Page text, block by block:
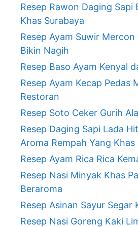
Resep Rawon Daging Sapi
Khas Surabaya
Resep Ayam Suwir Mercon
Bikin Nagih
Resep Baso Ayam Kenyal
Resep Ayam Kecap Pedas
Restoran
Resep Soto Ceker Gurih
Resep Daging Sapi Lada
Aroma Rempah Yang Khas
Resep Ayam Rica Rica
Resep Nasi Minyak Khas
Beraroma
Resep Asinan Sayur Segar
Resep Nasi Goreng Kaki